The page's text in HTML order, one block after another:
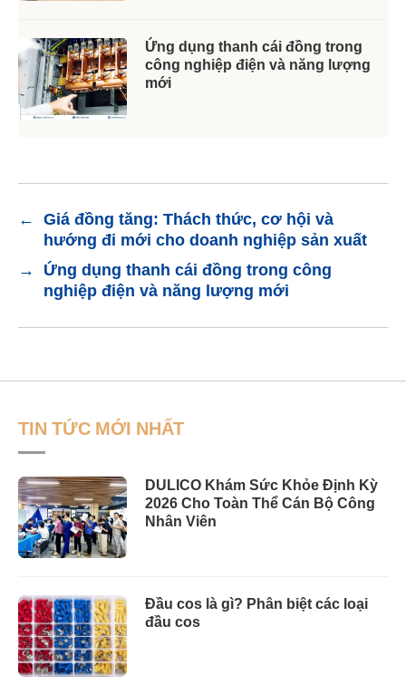
Ứng dụng thanh cái đồng trong
công nghiệp điện và năng lượng
mới
←
Giá đồng tăng: Thách thức, cơ hội và
hướng đi mới cho doanh nghiệp sản xuất
→
Ứng dụng thanh cái đồng trong công
nghiệp điện và năng lượng mới
TIN TỨC MỚI NHẤT
DULICO Khám Sức Khỏe Định Kỳ
2026 Cho Toàn Thể Cán Bộ Công
Nhân Viên
Đầu cos là gì? Phân biệt các loại
đầu cos